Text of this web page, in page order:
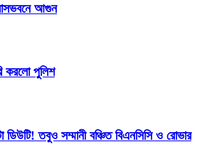
বাসভবনে আগুন
করলো পুলিশ
ডিউটি! তবুও সম্মানী বঞ্চিত বিএনসিসি ও রোভার